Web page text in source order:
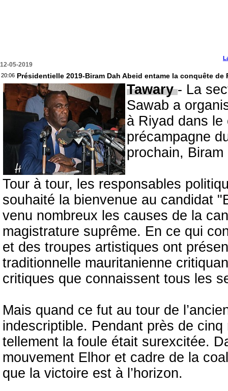
12-05-2019
20:06 Présidentielle 2019-Biram Dah Abeid entame la conquête de
Tawary- La
Sawab a
à Riyad dans le
précampagne
prochain,
Tour à tour, les responsables
souhaité la bienvenue au candidat
venu nombreux les causes de la
magistrature suprême. En ce qui
et des troupes artistiques ont
traditionnelle mauritanienne
critiques que connaissent tous les
Mais quand ce fut au tour de
indescriptible. Pendant près de
tellement la foule était surexcitée.
mouvement Elhor et cadre de la
que la victoire est à l’horizon.